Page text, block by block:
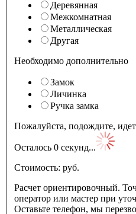
Деревянная
Межкомнатная
Металлическая
Другая
Необходимо дополнительно
Замок
Личинка
Ручка замка
Пожалуйста, подождите,
Осталось 0 секунд...
Стоимость: pуб.
Расчет ориентировочный.
оператор или мастер при
Оставьте телефон, мы